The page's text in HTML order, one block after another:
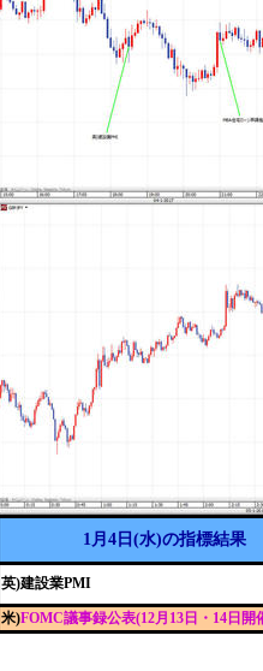
1月4日(水)の指標結果
英)建設業PMI
米)FOMC議事録公表(12月13日・14日開